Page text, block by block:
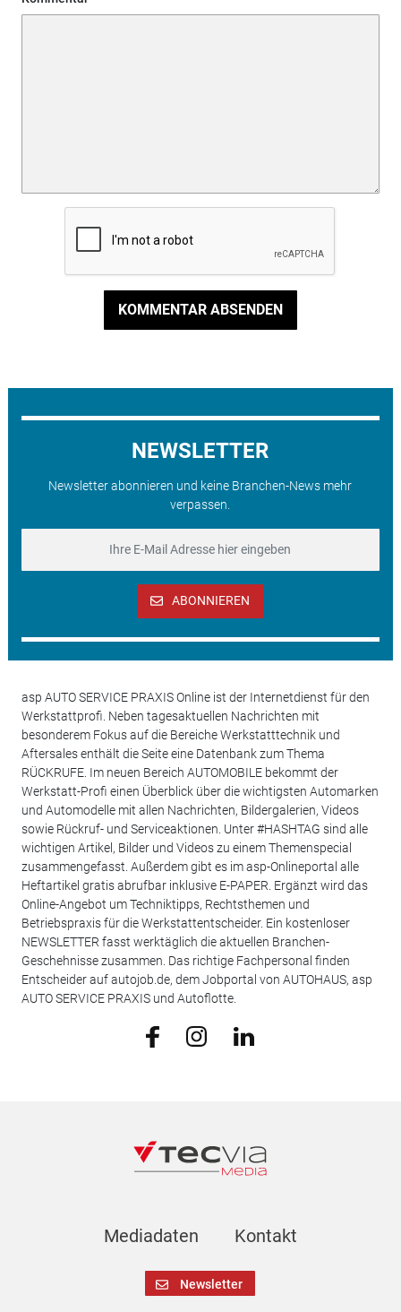
KOMMENTAR ABSENDEN
NEWSLETTER
Newsletter abonnieren und keine Branchen-News mehr
verpassen.
ABONNIEREN
asp AUTO SERVICE PRAXIS Online ist der Internetdienst für den
Werkstattprofi. Neben tagesaktuellen Nachrichten mit
besonderem Fokus auf die Bereiche Werkstatttechnik und
Aftersales enthält die Seite eine Datenbank zum Thema
RÜCKRUFE. Im neuen Bereich AUTOMOBILE bekommt der
Werkstatt-Profi einen Überblick über die wichtigsten Automarken
und Automodelle mit allen Nachrichten, Bildergalerien, Videos
sowie Rückruf- und Serviceaktionen. Unter #HASHTAG sind alle
wichtigen Artikel, Bilder und Videos zu einem Themenspecial
zusammengefasst. Außerdem gibt es im asp-Onlineportal alle
Heftartikel gratis abrufbar inklusive E-PAPER. Ergänzt wird das
Online-Angebot um Techniktipps, Rechtsthemen und
Betriebspraxis für die Werkstattentscheider. Ein kostenloser
NEWSLETTER fasst werktäglich die aktuellen Branchen-
Geschehnisse zusammen. Das richtige Fachpersonal finden
Entscheider auf autojob.de, dem Jobportal von AUTOHAUS, asp
AUTO SERVICE PRAXIS und Autoflotte.
Mediadaten Kontakt
Newsletter